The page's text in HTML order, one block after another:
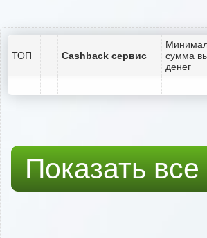
ТОП Cashback сервис
сумма
денег
Показать